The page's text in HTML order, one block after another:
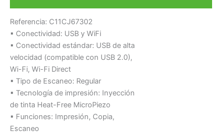
Referencia: C11CJ67302
▪ Conectividad: USB y WiFi
▪ Conectividad estándar: USB de alta
velocidad (compatible con USB 2.0),
Wi-Fi, Wi-Fi Direct
▪ Tipo de Escaneo: Regular
▪ Tecnología de impresión: Inyección
de tinta Heat-Free MicroPiezo
▪ Funciones: Impresión, Copia,
Escaneo